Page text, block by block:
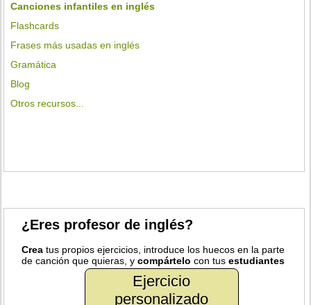
Canciones infantiles en inglés
Flashcards
Frases más usadas en inglés
Gramática
Blog
Otros recursos...
¿Eres profesor de inglés?
Crea tus propios ejercicios, introduce los huecos en la parte
de canción que quieras, ycompártelo con tusestudiantes
Ejercicio
personalizado